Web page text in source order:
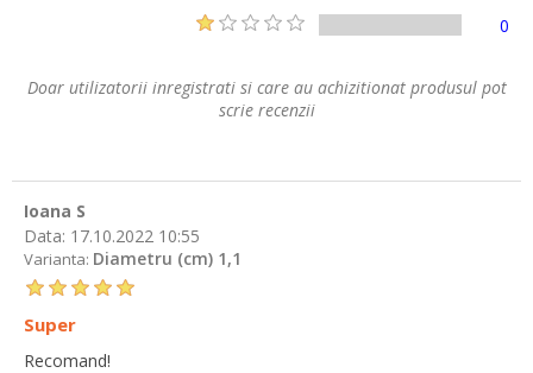
0
Doar utilizatorii inregistrati si care au achizitionat produsul pot
scrie recenzii
Ioana S
Data: 17.10.2022 10:55
Varianta: Diametru (cm) 1,1
Super
Recomand!